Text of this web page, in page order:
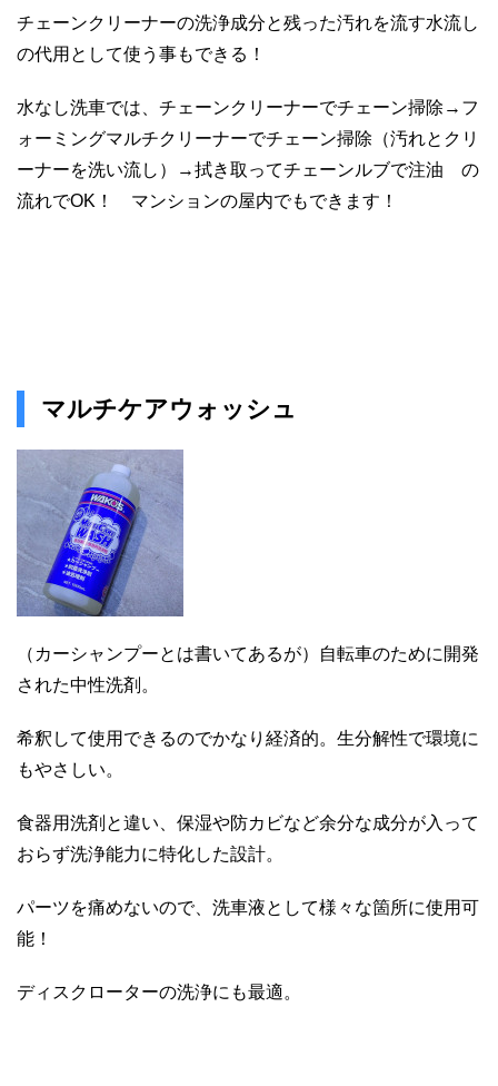
チェーンクリーナーの洗浄成分と残った汚れを流す水流し
の代用として使う事もできる！
水なし洗車では、チェーンクリーナーでチェーン掃除→フ
ォーミングマルチクリーナーでチェーン掃除（汚れとクリ
ーナーを洗い流し）→拭き取ってチェーンルブで注油 の
流れでOK！ マンションの屋内でもできます！
マルチケアウォッシュ
（カーシャンプーとは書いてあるが）自転車のために開発
された中性洗剤。
希釈して使用できるのでかなり経済的。生分解性で環境に
もやさしい。
食器用洗剤と違い、保湿や防カビなど余分な成分が入って
おらず洗浄能力に特化した設計。
パーツを痛めないので、洗車液として様々な箇所に使用可
能！
ディスクローターの洗浄にも最適。